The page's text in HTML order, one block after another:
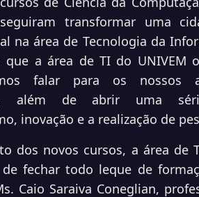
transformar uma
na área de Tecnologia da
a área de TI do UNIVEM
falar para os nossos
além de abrir uma
inovação e a realização de
dos novos cursos, a área de
de fechar todo leque de
Caio Saraiva Coneglian,